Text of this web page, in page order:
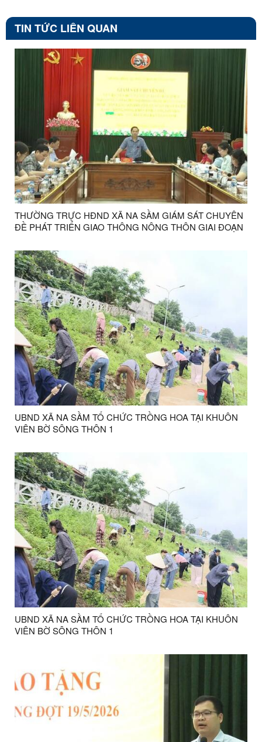
TIN TỨC LIÊN QUAN
THƯỜNG TRỰC HĐND XÃ NA SẦM GIÁM SÁT CHUYÊN
ĐỀ PHÁT TRIỂN GIAO THÔNG NÔNG THÔN GIAI ĐOẠN
UBND XÃ NA SẦM TỔ CHỨC TRỒNG HOA TẠI KHUÔN
VIÊN BỜ SÔNG THÔN 1
UBND XÃ NA SẦM TỔ CHỨC TRỒNG HOA TẠI KHUÔN
VIÊN BỜ SÔNG THÔN 1